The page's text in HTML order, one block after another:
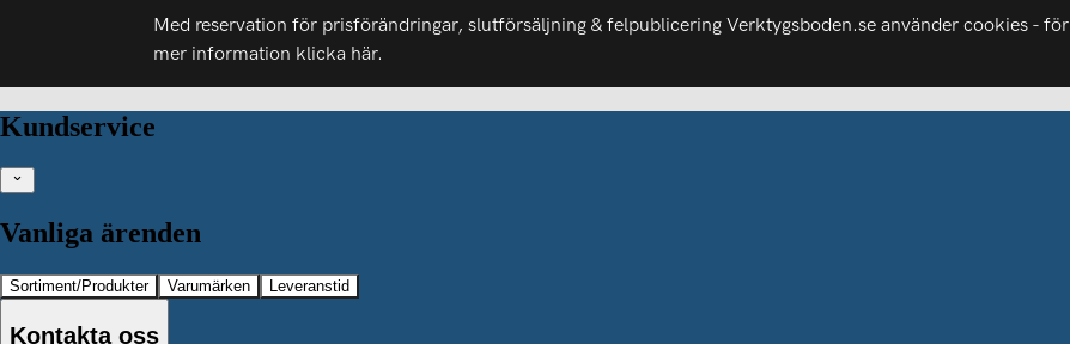
Med reservation för prisförändringar, slutförsäljning & felpublicering Verktygsboden.se använder cookies - för
mer information klicka här.